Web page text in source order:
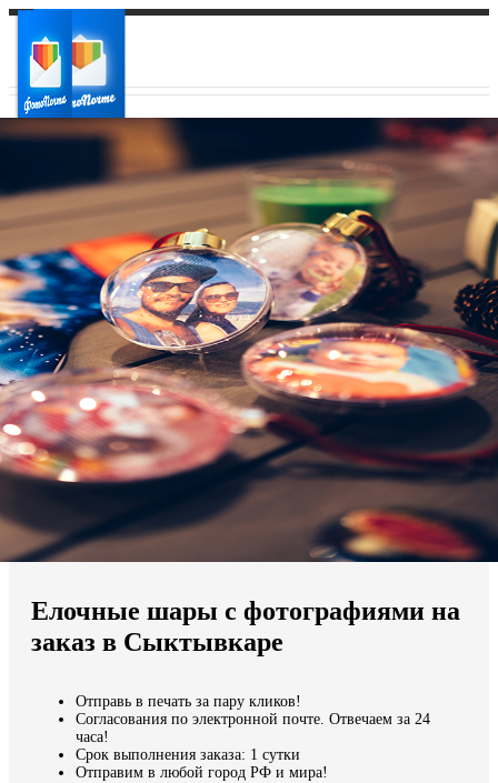
Ваш город:
Ваш регион доставки
Выберите из списка:
Мы доставляем по всему миру
Продолжить без города
Елочные шары с фотографиями на
заказ в Сыктывкаре
Отправь в печать за пару кликов!
Согласования по электронной почте. Отвечаем за 24
часа!
Срок выполнения заказа: 1 сутки
Отправим в любой город РФ и мира!